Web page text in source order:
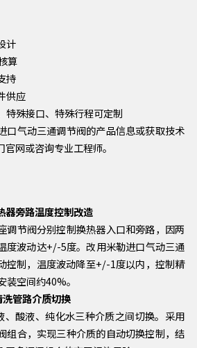
计
算
持
供应
特殊接口、特殊行程可定制
口气动三通调节阀的产品信息或获取技术
网或咨询专业工程师。
器旁路温度控制改造
调节阀分别控制换热器入口和旁路，因两
度波动达+/-5度。改用米勒进口气动三通
控制，温度波动降至+/-1度以内，控制精
空间约40%。
管路介质切换
、酸液、纯化水三种介质之间切换。采用
组合，实现三种介质的自动切换控制，结